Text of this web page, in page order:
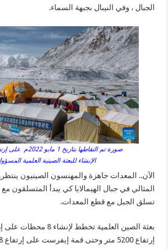
الجبال ، وفي النيبال بجبهة السماء.
الإنشاء للبعثة الصينية العلمية
الآن.. المعدات جاهزة والمهنسون الصينيون
المثالي في جبال الهيمالايا كي يبدأ المتسلقون
تسلق الجبل مع قطع المعدات.
بعثة الصين العلمية تخطط
إرتفاع 5200 متر وحتى قمة إيفرست على إرتفاع 8848 متر.